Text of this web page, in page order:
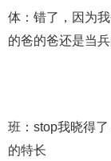
体：错了，因为
的爸的爸还是当
班：stop我晓得
的特长